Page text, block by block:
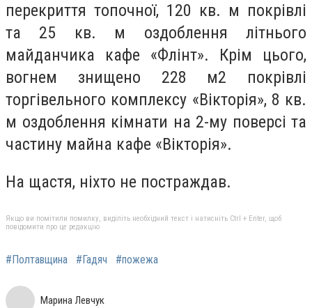
перекриття топочної, 120 кв. м покрівлі
та 25 кв. м оздоблення літнього
майданчика кафе «Флінт». Крім цього,
вогнем знищено 228 м2 покрівлі
торгівельного комплексу «Вікторія», 8 кв.
м оздоблення кімнати на 2-му поверсі та
частину майна кафе «Вікторія».
На щастя, ніхто не постраждав.
Якщо ви помітили помилку, виділіть необхідний текст і натисніть Ctrl + Enter, щоб
повідомити про це редакцію
#Полтавщина #Гадяч #пожежа
Марина Левчук